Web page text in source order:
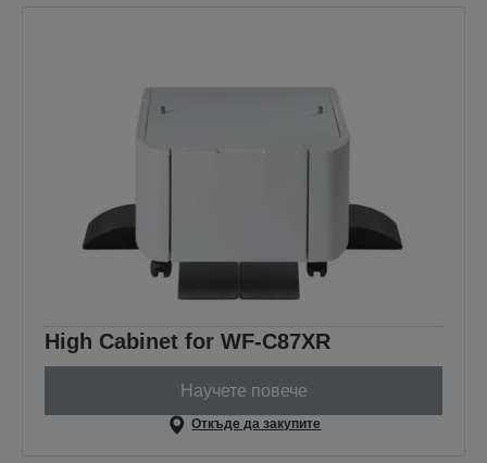
High Cabinet for WF-C87XR
Научете повече
Откъде да закупите